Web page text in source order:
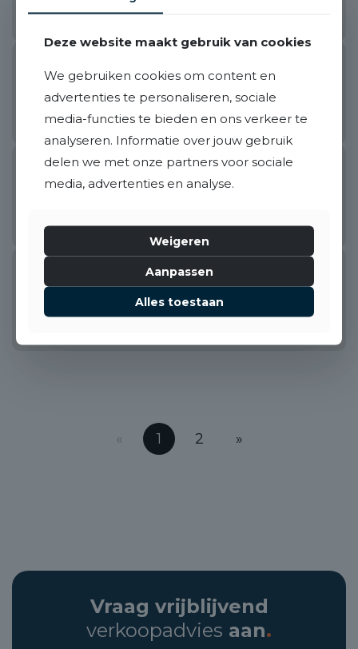
91 m² 4 kamers 210 m²
Verkocht
Nieuwegein
Merweplein 7 11
58 m² 3 kamers 2
€ 215.000,- k.k.
Vrijheer van Eslaan 461
€ 525.000,- k.k.
Stephanusdonk 6
« 1 2 »
Vraag vrijblijvend
verkoopadvies aan.
Deze website maakt gebruik van cookies
We gebruiken cookies om content en
advertenties te personaliseren, sociale
media-functies te bieden en ons verkeer te
analyseren. Informatie over jouw gebruik
delen we met onze partners voor sociale
media, advertenties en analyse.
Weigeren
Aanpassen
Alles toestaan